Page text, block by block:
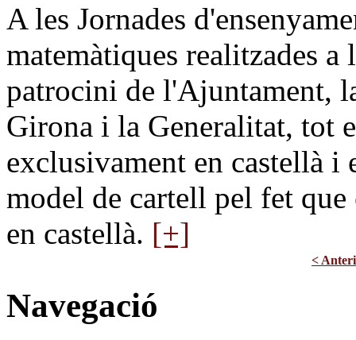
A les Jornades
matemàtiques realitzades
patrocini de l'Ajuntament,
Girona i la Generalitat, tot
exclusivament en castellà
model de cartell pel fet
en castellà. [+]
<
Navegació